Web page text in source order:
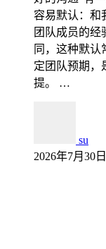
容易默认：和
团队成员的经
同，这种默
定团队预期，
提。 …
su
2026年7月30日